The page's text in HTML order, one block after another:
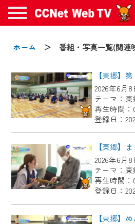
ホーム ＞ 番組・写真一覧(関連
2026年6月
テーマ：
再生時間：
登録日：
2026年6月
テーマ：
再生時間：
登録日：
お知
2024/09/02
動画配信サービス『CCNet
年9月24日からリニューア
【変更点】
◆デザイン変更により、
の動画コンテンツが一目
◆当社アプリやＰＣブラ
でも・どこでも・外出先
CCNetサービスエリア20
番組をご視聴いただけま